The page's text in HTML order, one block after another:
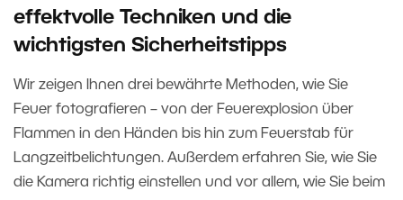
effektvolle Techniken und die
wichtigsten Sicherheitstipps
Wir zeigen Ihnen drei bewährte Methoden, wie Sie
Feuer fotografieren – von der Feuerexplosion über
Flammen in den Händen bis hin zum Feuerstab für
Langzeitbelichtungen. Außerdem erfahren Sie, wie Sie
die Kamera richtig einstellen und vor allem, wie Sie beim